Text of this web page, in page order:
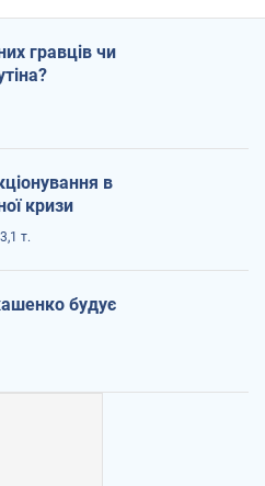
гравців чи
в
кризи
т.
будує